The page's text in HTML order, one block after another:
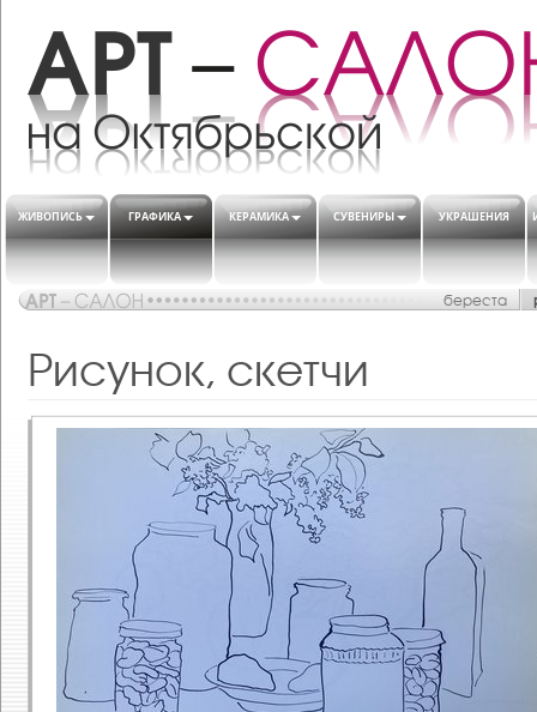
ЖИВОПИСЬ ГРАФИКА КЕРАМИКА СУВЕНИРЫ УКРАШЕНИЯ
береста
Рисунок, скетчи